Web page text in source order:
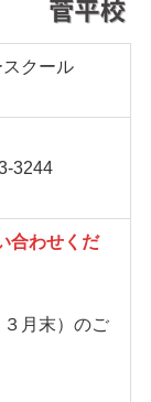
クール
3244
合わせくだ
月末）のご